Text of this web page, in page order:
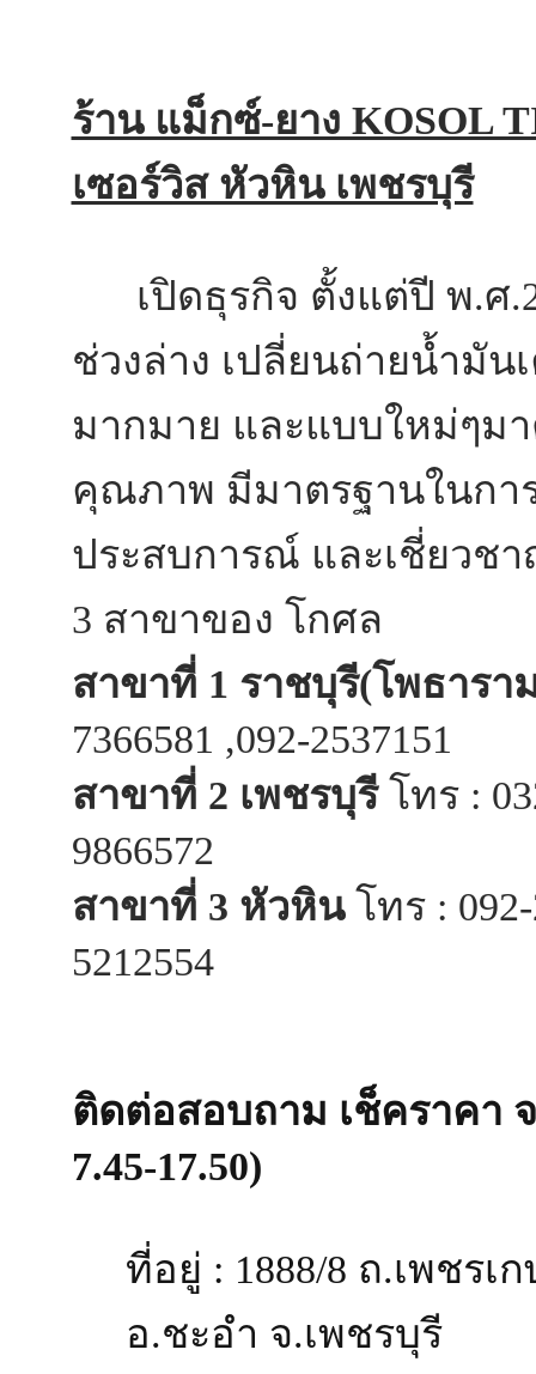
ร้าน แม็กซ์-ยาง KOSOL
เซอร์วิส หัวหิน เพชรบุรี
เปิดธุรกิจ ตั้งแต่ปี พ.ศ
ช่วงล่าง เปลี่ยนถ่ายน้ำมัน
มากมาย และแบบใหม่ๆม
คุณภาพ มีมาตรฐานในกา
ประสบการณ์ และเชี่ยวช
3 สาขาของ โกศล
สาขาที่ 1 ราชบุรี(โพธารา
7366581 ,092-2537151
สาขาที่ 2 เพชรบุรีโทร :
9866572
สาขาที่ 3 หัวหินโทร : 092-
5212554
ติดต่อสอบถาม เช็คราคา
7.45-17.50)
ที่อยู่ : 1888/8 ถ.เพชรเ
อ.ชะอำ จ.เพชรบุรี